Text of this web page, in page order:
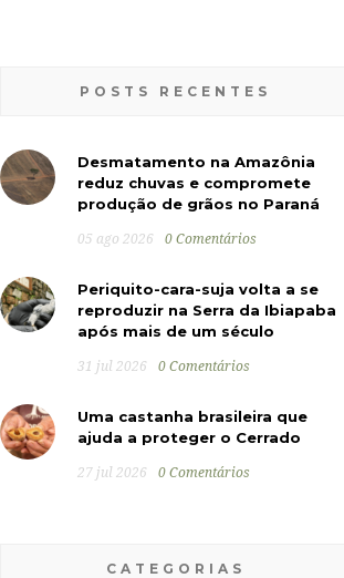
POSTS RECENTES
Desmatamento na Amazônia
reduz chuvas e compromete
produção de grãos no Paraná
05 ago 2026 0 Comentários
Periquito-cara-suja volta a se
reproduzir na Serra da Ibiapaba
após mais de um século
31 jul 2026 0 Comentários
Uma castanha brasileira que
ajuda a proteger o Cerrado
27 jul 2026 0 Comentários
CATEGORIAS